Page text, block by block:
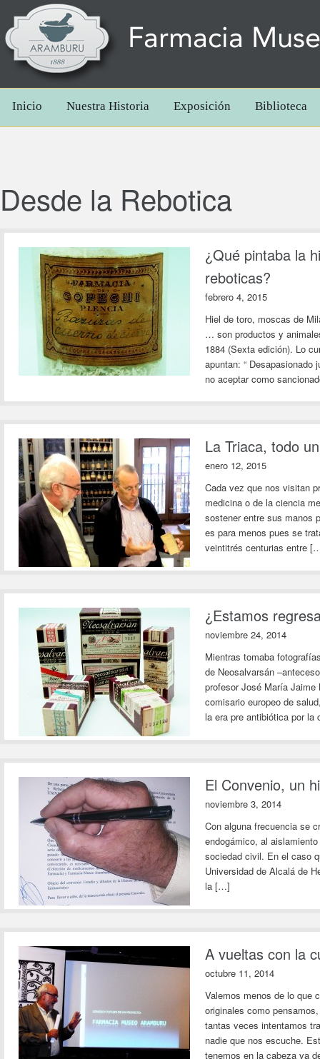
Farmacia
Inicio Nuestra Historia Exposición Biblioteca
Desde la Rebotica
¿Qué pintaba la
reboticas?
febrero 4, 2015
Hiel de toro, moscas de
… son productos y
1884 (Sexta edición). Lo
apuntan: “ Desapasionado
no aceptar como
La Triaca, todo
enero 12, 2015
Cada vez que nos visitan
medicina o de la ciencia
sostener entre sus manos
es para menos pues se
veintitrés centurias entre
¿Estamos
noviembre 24, 2014
Mientras tomaba
de Neosalvarsán
profesor José María Jaime
comisario europeo de
la era pre antibiótica por
El Convenio, un
noviembre 3, 2014
Con alguna frecuencia se
endogámico, al
sociedad civil. En el caso
Universidad de Alcalá de
la […]
A vueltas con la
octubre 11, 2014
Valemos menos de lo que
originales como
tantas veces intentamos
nadie que nos escuche.
tenemos en la cabeza va